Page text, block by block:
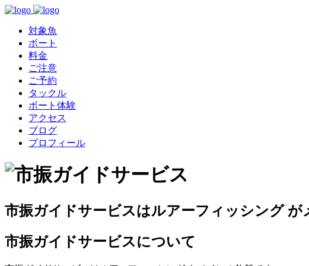
対象魚
ボート
料金
ご注意
ご予約
タックル
ボート体験
アクセス
ブログ
プロフィール
市振ガイドサービスはルアーフィッシング が
市振ガイドサービスについて